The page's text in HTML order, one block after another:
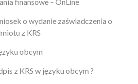
o wydanie zaświadczenia o
z KRS
obcym
z KRS w języku obcym ?